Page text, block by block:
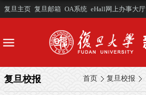
复旦主页 复旦邮箱 OA系统 eHall网上办事大厅
首页 复旦校报
复旦校报